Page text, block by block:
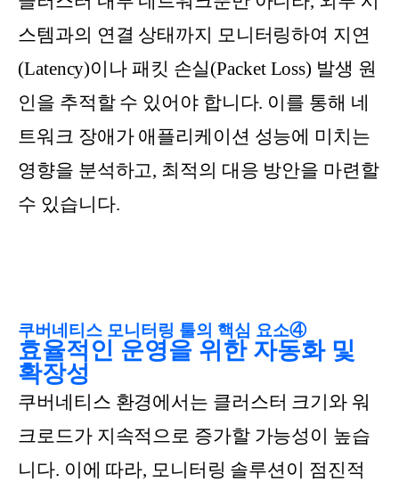
스템과의 연결 상태까지 모니터링하여 지연
(Latency)이나 패킷 손실(Packet Loss) 발생 원
인을 추적할 수 있어야 합니다. 이를 통해 네
트워크 장애가 애플리케이션 성능에 미치는
영향을 분석하고, 최적의 대응 방안을 마련할
수 있습니다.
쿠버네티스 모니터링 툴의 핵심 요소④
효율적인 운영을 위한 자동화 및
확장성
쿠버네티스 환경에서는 클러스터 크기와 워
크로드가 지속적으로 증가할 가능성이 높습
니다. 이에 따라, 모니터링 솔루션이 점진적